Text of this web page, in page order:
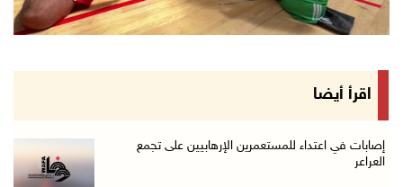
اقرأ أيضا
إصابات في اعتداء للمستعمرين الإرهابيين على تجمع
العراعر